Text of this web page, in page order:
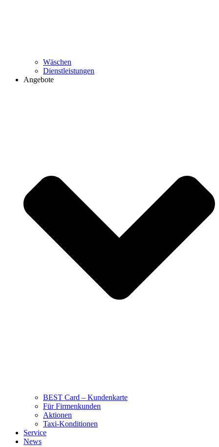
Wäschen
Dienstleistungen
Angebote
BEST Card – Kundenkarte
Für Firmenkunden
Aktionen
Taxi-Konditionen
Service
News